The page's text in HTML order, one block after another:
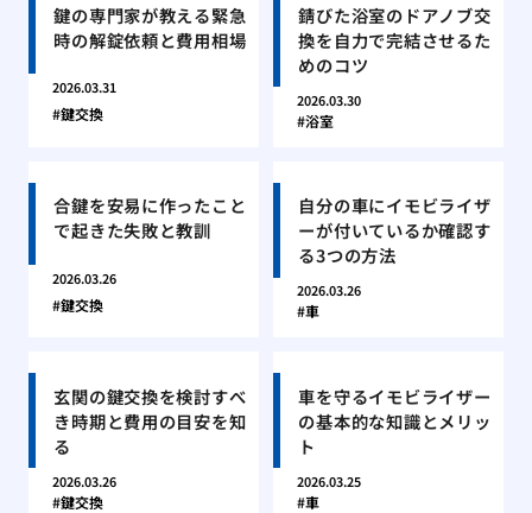
鍵の専門家が教える緊急
時の解錠依頼と費用相場
2026.03.31
鍵交換
錆びた浴室のドアノブ交
換を自力で完結させるた
めのコツ
2026.03.30
浴室
合鍵を安易に作ったこと
で起きた失敗と教訓
2026.03.26
鍵交換
自分の車にイモビライザ
ーが付いているか確認す
る3つの方法
2026.03.26
車
玄関の鍵交換を検討すべ
き時期と費用の目安を知
る
2026.03.26
鍵交換
車を守るイモビライザー
の基本的な知識とメリッ
ト
2026.03.25
車